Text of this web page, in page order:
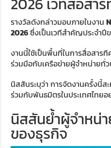
รางวัลดังกล่าวมอบภายในงาน
2026ซึ่งเป็นเวทีสำคัญประจำปี
งานนี้ใช้เป็นพื้นที่ในการสื่อสาร
ร่วมมือกับเครือข่ายผู้จำหน่ายทั่ว
นิสสันระบุว่า การจัดงานครั้งนี้ส
ร่วมกับพันธมิตรในประเทศไทยอ
นิสสันย้ำผู้จำหน่
ของธุรกิจ